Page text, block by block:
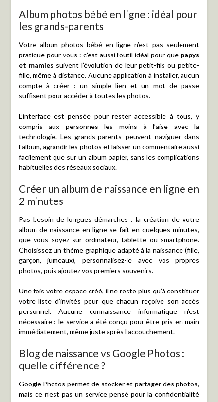
Album photos bébé en ligne : idéal pour
les grands-parents
Votre album photos bébé en ligne n’est pas seulement
pratique pour vous : c’est aussi l’outil idéal pour que papys
et mamies suivent l’évolution de leur petit-fils ou petite-
fille, même à distance. Aucune application à installer, aucun
compte à créer : un simple lien et un mot de passe
suffisent pour accéder à toutes les photos.
L’interface est pensée pour rester accessible à tous, y
compris aux personnes les moins à l’aise avec la
technologie. Les grands-parents peuvent naviguer dans
l’album, agrandir les photos et laisser un commentaire aussi
facilement que sur un album papier, sans les complications
habituelles des réseaux sociaux.
Créer un album de naissance en ligne en
2 minutes
Pas besoin de longues démarches : la création de votre
album de naissance en ligne se fait en quelques minutes,
que vous soyez sur ordinateur, tablette ou smartphone.
Choisissez un thème graphique adapté à la naissance (fille,
garçon, jumeaux), personnalisez-le avec vos propres
photos, puis ajoutez vos premiers souvenirs.
Une fois votre espace créé, il ne reste plus qu’à constituer
votre liste d’invités pour que chacun reçoive son accès
personnel. Aucune connaissance informatique n’est
nécessaire : le service a été conçu pour être pris en main
immédiatement, même juste après l’accouchement.
Blog de naissance vs Google Photos :
quelle différence ?
Google Photos permet de stocker et partager des photos,
mais ce n’est pas un service pensé pour la confidentialité